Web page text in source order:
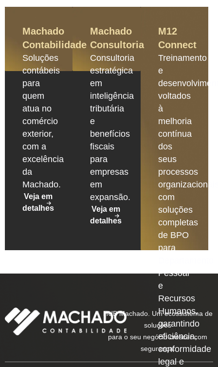
Machado
Contabilidade
Soluções
contábeis
para
quem
atua no
comércio
exterior,
com a
excelência
da
Machado.
Veja em
detalhes
Machado
Consultoria
Consultoria
estratégica
em
inteligência
tributária
e
benefícios
fiscais
para
empresas
em
expansão.
Veja em
detalhes
M12
Connect
Treinamento
e
voltados
à
melhoria
contínua
dos
seus
processos
com
soluções
completas
de BPO
para
Pessoal
e
Recursos
Humanos,
garantindo
eficiência,
conformidade
legal e
HUB Machado. Um ecossistema de
soluções
para o seu negócio crescer com
segurança.